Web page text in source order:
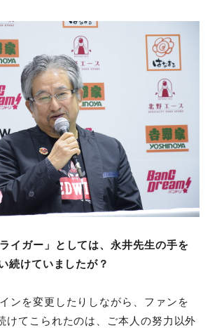
イガー」としては、永井先生の手を
続けていましたが？
ンを変更したりしながら、ファンを
けてこられたのは、ご本人の努力以外